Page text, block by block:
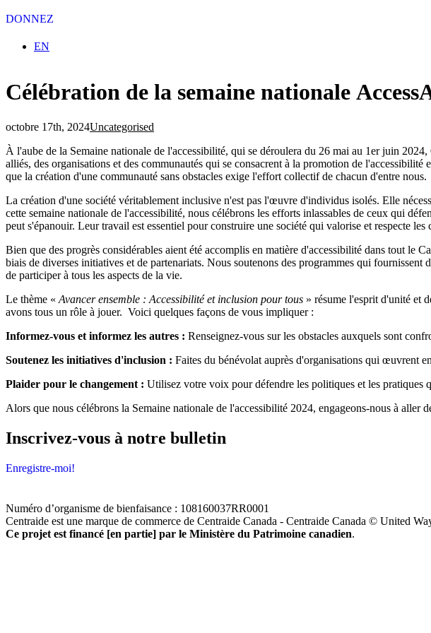
DONNEZ
Sélectionnez votre langue
EN
Célébration de la semaine nationale
octobre 17th, 2024Uncategorised
À l'aube de la Semaine nationale de l'accessibilité, qui se déroulera du 26 mai au 1er juin
alliés, des organisations et des communautés qui se consacrent à la promotion de l'accessibilité
que la création d'une communauté sans obstacles exige l'effort collectif de chacun d'entre nous.
La création d'une société véritablement inclusive n'est pas l'œuvre d'individus isolés. Elle
cette semaine nationale de l'accessibilité, nous célébrons les efforts inlassables de ceux qui
peut s'épanouir. Leur travail est essentiel pour construire une société qui valorise et respecte les
Bien que des progrès considérables aient été accomplis en matière d'accessibilité dans tout le
biais de diverses initiatives et de partenariats. Nous soutenons des programmes qui fournissent
de participer à tous les aspects de la vie.
Le thème « Avancer ensemble : Accessibilité et inclusion pour tous » résume l'esprit d'unité et
avons tous un rôle à jouer. Voici quelques façons de vous impliquer :
Informez-vous et informez les autres : Renseignez-vous sur les obstacles auxquels sont
Soutenez les initiatives d'inclusion : Faites du bénévolat auprès d'organisations qui œuvrent
Plaider pour le changement : Utilisez votre voix pour défendre les politiques et les pratiques
Alors que nous célébrons la Semaine nationale de l'accessibilité 2024, engageons-nous à
Inscrivez-vous à notre bulletin
Enregistre-moi!
Numéro d’organisme de bienfaisance : 108160037RR0001
Centraide est une marque de commerce de Centraide Canada - Centraide Canada © United
Ce projet est financé [en partie] par le Ministère du Patrimoine canadien.